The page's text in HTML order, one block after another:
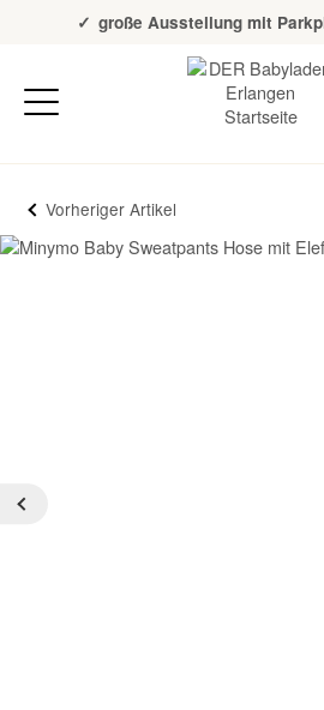
Über 20 Jahre Erfahrung
große Ausstellung mit
Vorheriger Artikel